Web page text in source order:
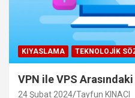
KIYASLAMA TEKNOLOJIK
VPN ile VPS
24 Şubat 2024 Tayfun KINACI